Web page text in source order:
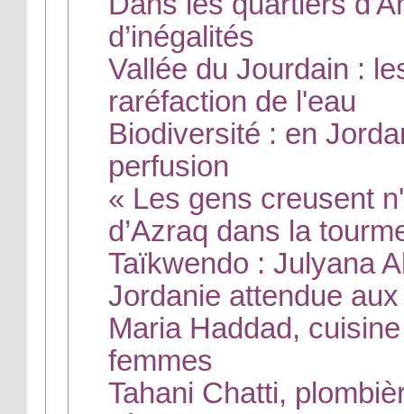
d’inégalités
Vallée du Jourdain :
raréfaction de l'eau
Biodiversité : en
perfusion
« Les gens creusent
d’Azraq dans la
Taïkwendo : Julyana
Jordanie attendue
Maria Haddad,
femmes
Tahani Chatti,